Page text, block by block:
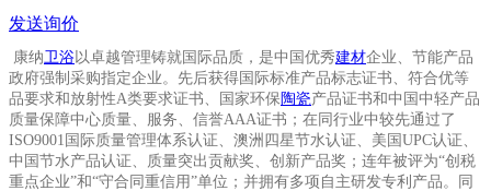
发送询价
康纳卫浴以卓越管理铸就国际品质，是中国优秀建材企业、节能产品
政府强制采购指定企业。先后获得国际标准产品标志证书、符合优等
品要求和放射性A类要求证书、国家环保陶瓷产品证书和中国中轻产品
质量保障中心质量、服务、信誉AAA证书；在同行业中较先通过了
ISO9001国际质量管理体系认证、澳洲四星节水认证、美国UPC认证、
中国节水产品认证、质量突出贡献奖、创新产品奖；连年被评为“创税
重点企业”和“守合同重信用”单位；并拥有多项自主研发专利产品。同